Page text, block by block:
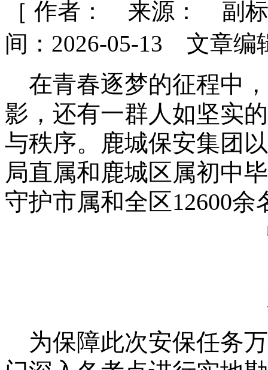
［ 作者： 来源： 副
间：2026-05-13 文章编
在青春逐梦的征程中
影，还有一群人如坚实
与秩序。
鹿城保安集团
局直属和鹿城区属初中
守护市属和全区12600
为保障此次安保任务